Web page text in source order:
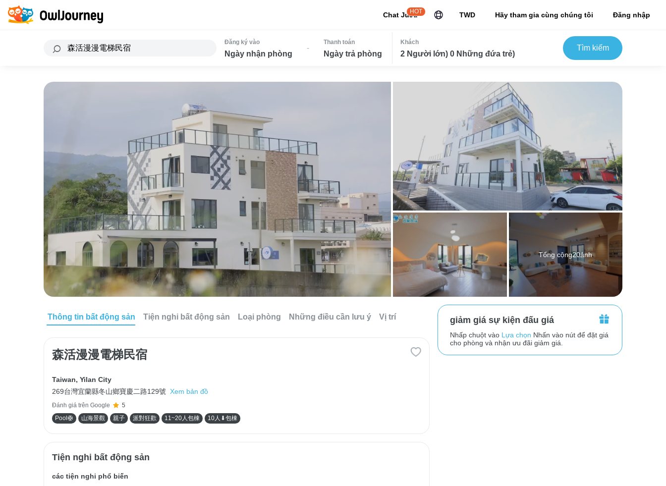
Chat JuJu
HOT TWD Hãy tham gia cùng chúng tôi Đăng nhập
Đăng ký vào
Ngày nhận phòng
-
Thanh toán
Ngày trả phòng
Khách
2 Người lớn) 0 Những đứa trẻ)
Tìm kiếm
Tổng cộng20ảnh
Thông tin bất động sản Tiện nghi bất động sản Loại phòng Những điều cần lưu ý Vị trí
森活漫漫電梯民宿
Taiwan, Yilan City
269台灣宜蘭縣冬山鄉寶慶二路129號
Xem bản đồ
Đánh giá trên Google
5
Pool🛟
山海景觀 親子 派對狂歡 11~20人包棟 10人⬇包棟
Tiện nghi bất động sản
các tiện nghi phổ biến
giảm giá sự kiện đấu giá
Nhấp chuột vàoLựa chọn Nhấn vào nút để đặt giá
cho phòng và nhận ưu đãi giảm giá.